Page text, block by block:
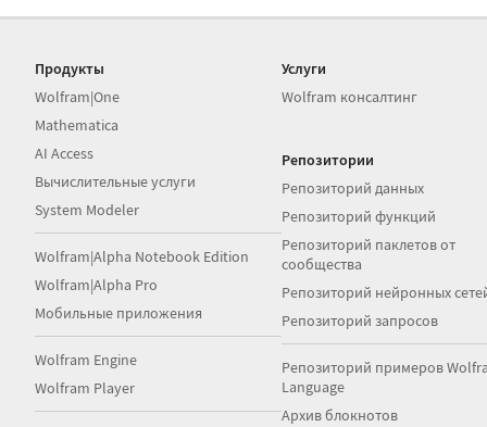
Продукты
Wolfram|One
Mathematica
AI Access
Вычислительные услуги
System Modeler
Wolfram|Alpha Notebook Edition
Wolfram|Alpha Pro
Мобильные приложения
Wolfram Engine
Wolfram Player
Услуги
Wolfram консалтинг
Репозитории
Репозиторий данных
Репозиторий функций
Репозиторий паклетов от
сообщества
Репозиторий нейронных
Репозиторий запросов
Репозиторий примеров
Language
Архив блокнотов